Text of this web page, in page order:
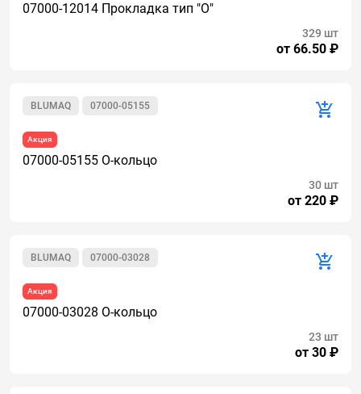
07000-12014 Прокладка тип "О"
от 66.50 ₽
329 шт
07000-05155
BLUMAQ
Акция
07000-05155 О-кольцо
от 220 ₽
30 шт
07000-03028
BLUMAQ
Акция
07000-03028 О-кольцо
от 30 ₽
23 шт